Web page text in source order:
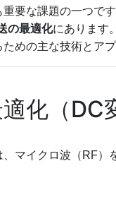
要な課題の一つで
の最適化にあります。
めの主な技術とア
化（DC
マイクロ波（RF）